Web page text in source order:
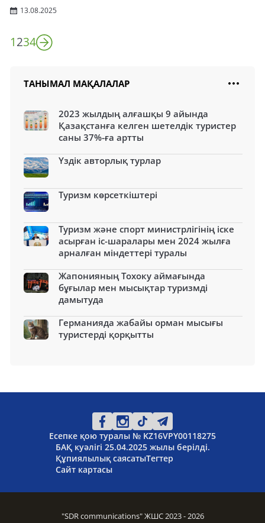
13.08.2025
1234
ТАНЫМАЛ МАҚАЛАЛАР
2023 жылдың алғашқы 9 айында
Қазақстанға келген шетелдік туристер
саны 37%-ға артты
Үздік авторлық турлар
Туризм көрсеткіштері
Туризм және спорт министрлігінің іске
асырған іс-шаралары мен 2024 жылға
арналған міндеттері туралы
Жапонияның Тохоку аймағында
бұғылар мен мысықтар туризмді
дамытуда
Германияда жабайы орман мысығы
туристерді қорқытты
Есепке қою туралы № KZ16VPY00118275
БАҚ куәлігі 25.04.2025 жылы берілді.
Құпиялылық саясатыТегтер
Сайт картасы
"SDR communications" ЖШС 2023 - 2026